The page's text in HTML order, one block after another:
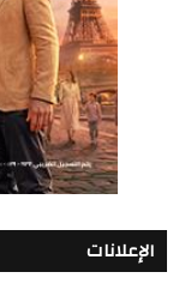
الإعلانات